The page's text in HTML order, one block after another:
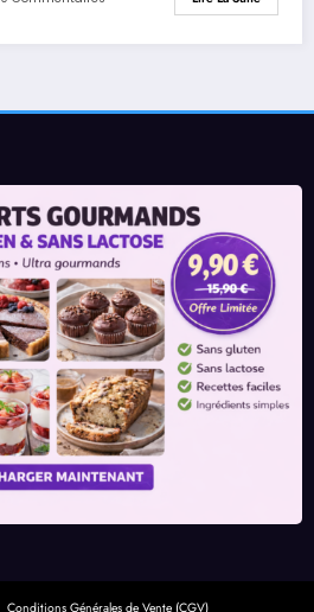
Conditions Générales de Vente (CGV)